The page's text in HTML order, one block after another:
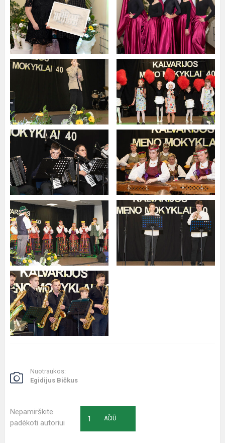
Nuotraukos:
Egidijus Bičkus
Nepamirškite
padėkoti autoriui
AČIŪ
1